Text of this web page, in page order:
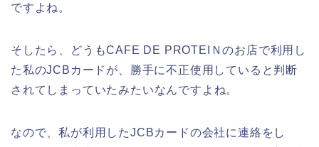
ですよね。
そしたら、どうもCAFE DE PROTEIＮのお店で利用し
た私のJCBカードが、勝手に不正使用していると判断
されてしまっていたみたいなんですよね。
なので、私が利用したJCBカードの会社に連絡をし